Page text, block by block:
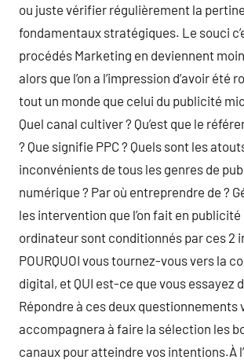
ou juste vérifier régulièrement la
fondamentaux stratégiques. Le souci
procédés Marketing en deviennent
alors que l’on a l’impression d’avoir été
tout un monde que celui du publicité
Quel canal cultiver ? Qu’est que le
? Que signifie PPC ? Quels sont les
inconvénients de tous les genres de
numérique ? Par où entreprendre de ?
les intervention que l’on fait en
ordinateur sont conditionnés par ces 2
POURQUOI vous tournez-vous vers la
digital, et QUI est-ce que vous essayez
Répondre à ces deux questionnements
accompagnera à faire la sélection les
canaux pour atteindre vos intentions.À